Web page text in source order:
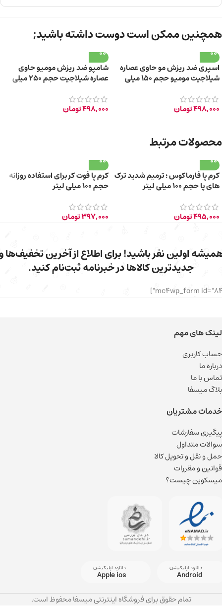
همچنین ممکن است دوست داشته باشید;
اسپری ضد ریزش مو حاوی عصاره
شیلاجیت مومیو حجم ۱۵۰ میلی
498,000تومان
شامپو ضد ریزش مومیو حاوی
عصاره شیلاجیت حجم ۲۵۰ میلی
498,000تومان
محصولات مرتبط
کرم پا فارماکوس ؛ ترمیم شدید ترک
های پا حجم 100 میلی لیتر
495,000تومان
کرم پا فوت کر برای استفاده روزانه
حجم 100 میلی لیتر
397,000تومان
اولین نفر باشید! برای اطلاع از آخرین تخفیف‌ها
جدیدترین کالاها در خبرنامه ثبت‌نام کنید.
لینک های مهم
حساب کاربری
درباره ما
تماس با ما
بلاگ میسفا
خدمات مشتریان
پیگیری سفارشات
سوالات متداول
حمل و نقل و تحویل کالا
قوانین و مقررات
میسکوین چیست؟
دانلود اپلیکیشن
Android
دانلود اپلیکیشن
Apple ios
تمام حقوق برای فروشگاه اینترنتی میسفا محفوظ است.